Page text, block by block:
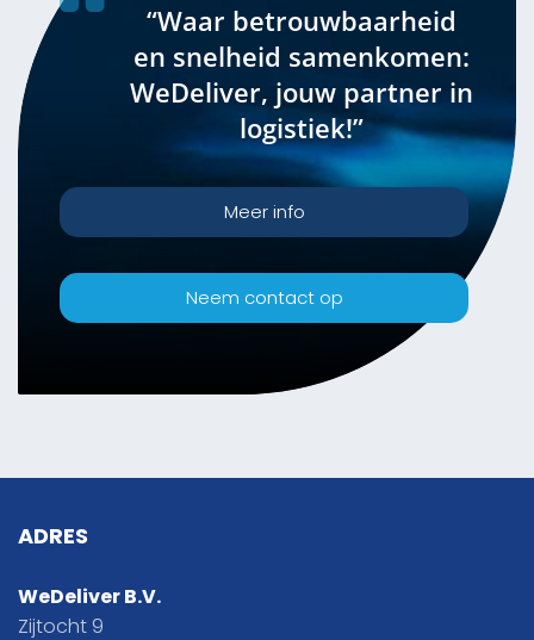
“Waar betrouwbaarheid
en snelheid samenkomen:
WeDeliver, jouw partner in
logistiek!”
Meer info
Neem contact op
ADRES
WeDeliver B.V.
Zijtocht 9